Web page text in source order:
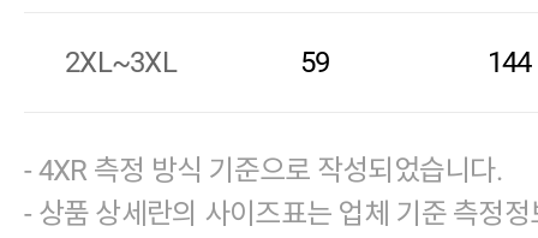
2XL~3XL 59 144
- 4XR 측정 방식 기준으로 작성되었습니다.
- 상품 상세란의 사이즈표는 업체 기준 측정정